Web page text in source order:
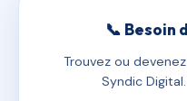
📞 Besoin
Trouvez ou
Syndic